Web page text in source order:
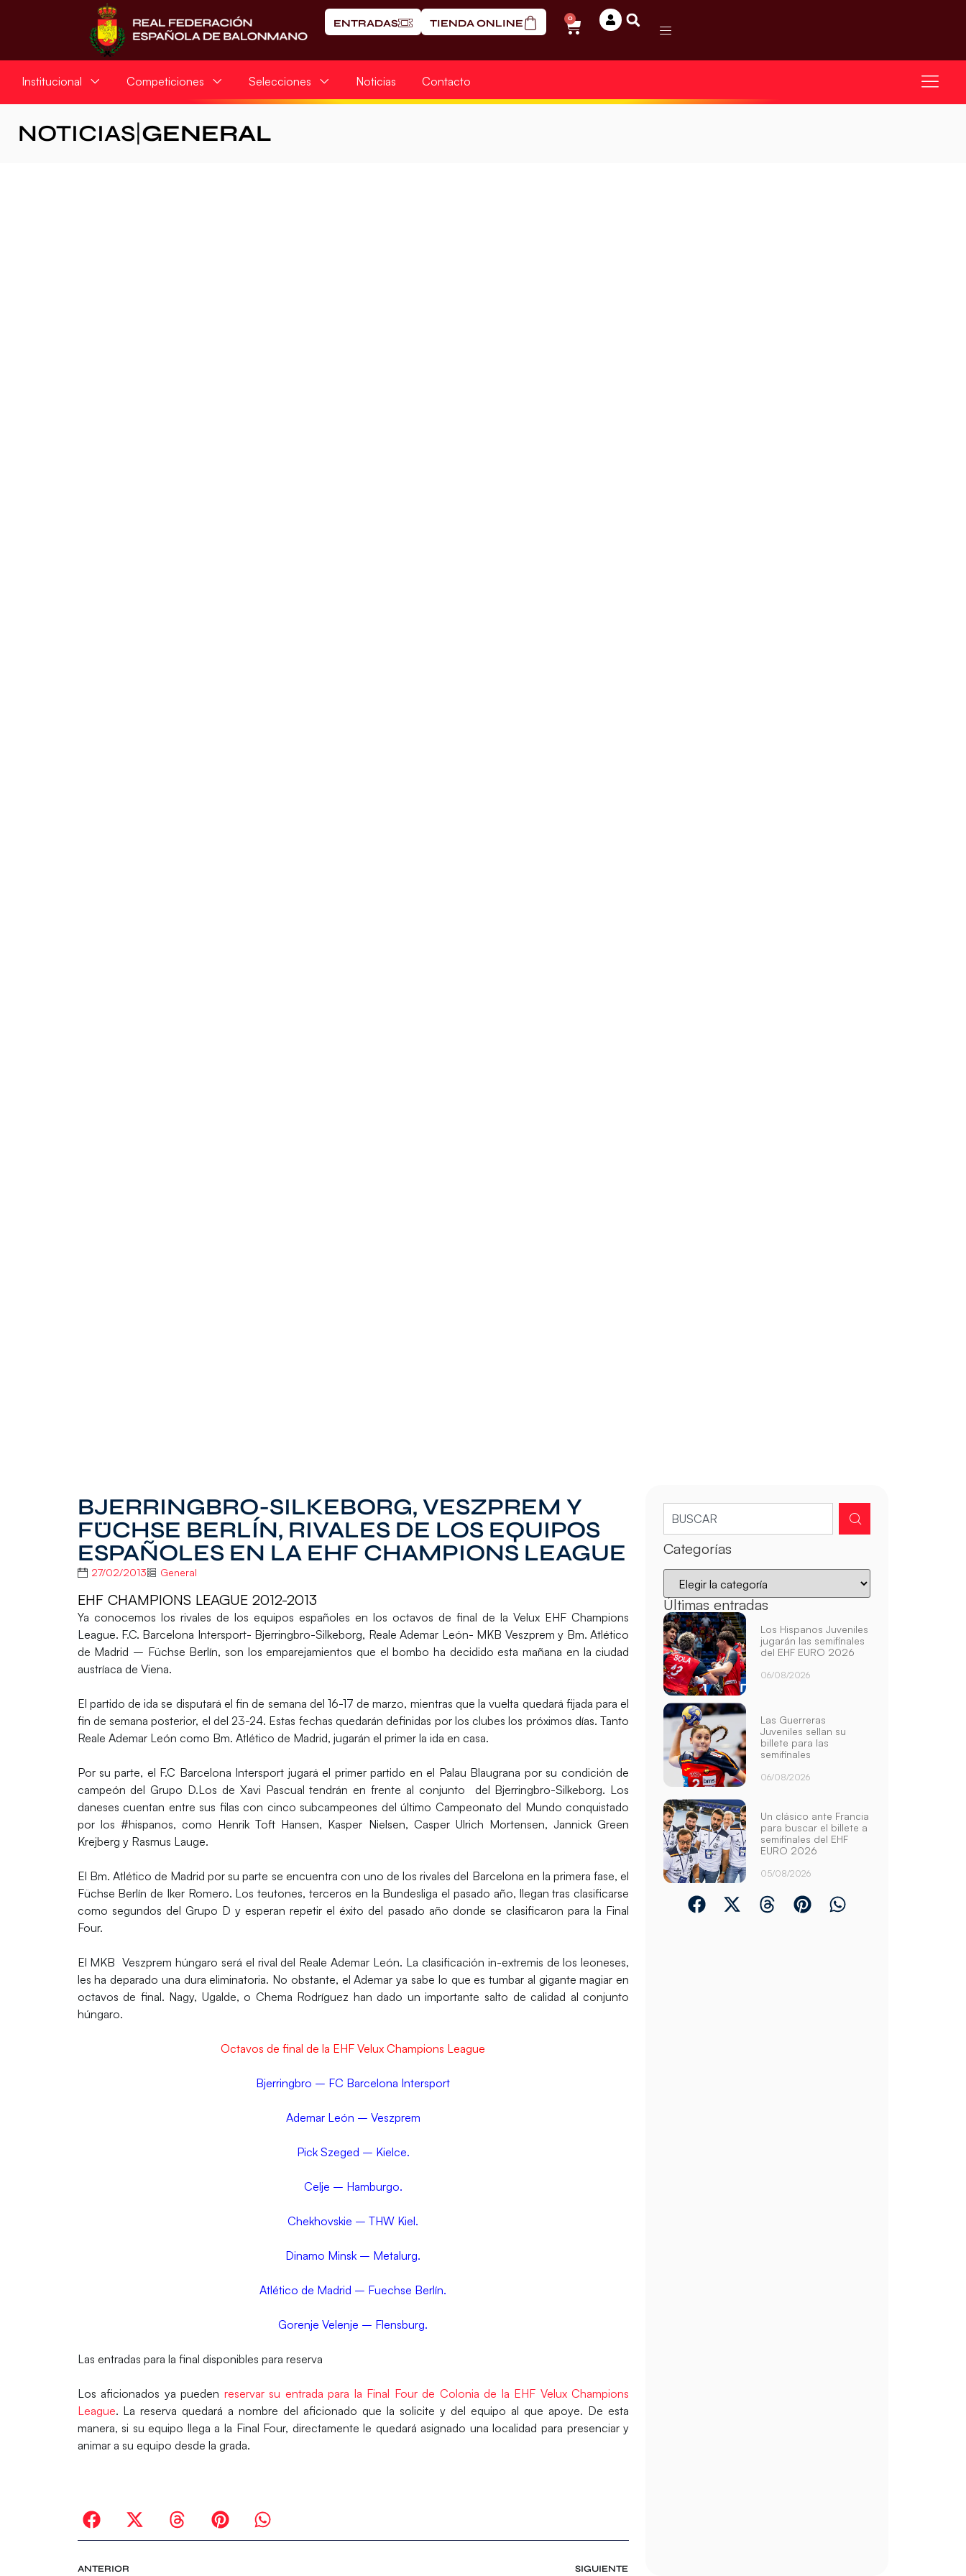
ENTRADAS TIENDA ONLINE 0
Institucional Competiciones Selecciones Noticias Contacto
NOTICIAS GENERAL
BJERRINGBRO-SILKEBORG, VESZPREM Y
FÜCHSE BERLÍN, RIVALES DE LOS EQUIPOS
ESPAÑOLES EN LA EHF CHAMPIONS LEAGUE
27/02/2013 General
EHF CHAMPIONS LEAGUE 2012-2013
Ya conocemos los rivales de los equipos españoles en los octavos de final de la Velux EHF Champions
League. F.C. Barcelona Intersport- Bjerringbro-Silkeborg, Reale Ademar León- MKB Veszprem y Bm. Atlético
de Madrid – Füchse Berlín, son los emparejamientos que el bombo ha decidido esta mañana en la ciudad
austríaca de Viena.
El partido de ida se disputará el fin de semana del 16-17 de marzo, mientras que la vuelta quedará fijada para el
fin de semana posterior, el del 23-24. Estas fechas quedarán definidas por los clubes los próximos días. Tanto
Reale Ademar León como Bm. Atlético de Madrid, jugarán el primer la ida en casa.
Por su parte, el F.C Barcelona Intersport jugará el primer partido en el Palau Blaugrana por su condición de
campeón del Grupo D.Los de Xavi Pascual tendrán en frente al conjunto del Bjerringbro-Silkeborg. Los
daneses cuentan entre sus filas con cinco subcampeones del último Campeonato del Mundo conquistado
por los #hispanos, como Henrik Toft Hansen, Kasper Nielsen, Casper Ulrich Mortensen, Jannick Green
Krejberg y Rasmus Lauge.
El Bm. Atlético de Madrid por su parte se encuentra con uno de los rivales del Barcelona en la primera fase, el
Füchse Berlín de Iker Romero. Los teutones, terceros en la Bundesliga el pasado año, llegan tras clasificarse
como segundos del Grupo D y esperan repetir el éxito del pasado año donde se clasificaron para la Final
Four.
El MKB Veszprem húngaro será el rival del Reale Ademar León. La clasificación in-extremis de los leoneses,
les ha deparado una dura eliminatoria. No obstante, el Ademar ya sabe lo que es tumbar al gigante magiar en
octavos de final. Nagy, Ugalde, o Chema Rodríguez han dado un importante salto de calidad al conjunto
húngaro.
Octavos de final de la EHF Velux Champions League
Bjerringbro – FC Barcelona Intersport
Ademar León – Veszprem
Pick Szeged – Kielce.
Celje – Hamburgo.
Chekhovskie – THW Kiel.
Dinamo Minsk – Metalurg.
Atlético de Madrid – Fuechse Berlín.
Gorenje Velenje – Flensburg.
Las entradas para la final disponibles para reserva
Los aficionados ya pueden reservar su entrada para la Final Four de Colonia de la EHF Velux Champions
League. La reserva quedará a nombre del aficionado que la solicite y del equipo al que apoye. De esta
manera, si su equipo llega a la Final Four, directamente le quedará asignado una localidad para presenciar y
animar a su equipo desde la grada.
ANTERIOR SIGUIENTE
Categorías
Últimas entradas
Los Hispanos Juveniles
jugarán las semifinales
del EHF EURO 2026
06/08/2026
Las Guerreras
Juveniles sellan su
billete para las
semifinales
06/08/2026
Un clásico ante Francia
para buscar el billete a
semifinales del EHF
EURO 2026
05/08/2026